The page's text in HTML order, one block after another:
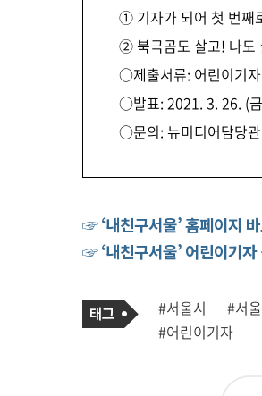
① 기자가 되어 첫 번째
② 북극곰도 살고! 나도
○제출서류: 어린이기
○발표: 2021. 3. 26. (
○문의: 뉴미디어담당
☞ ‘내친구서울’ 홈페이지
☞ ‘내친구서울’ 어린이기자
사
관
련
태
그
#서울시 #서
#어린이기자